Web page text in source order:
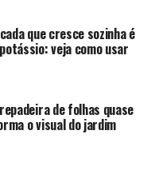
que cresce sozinha é
veja como usar
de folhas quase
o visual do jardim